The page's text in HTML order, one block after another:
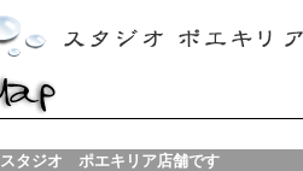
スタジオ ポエキリア店舗です